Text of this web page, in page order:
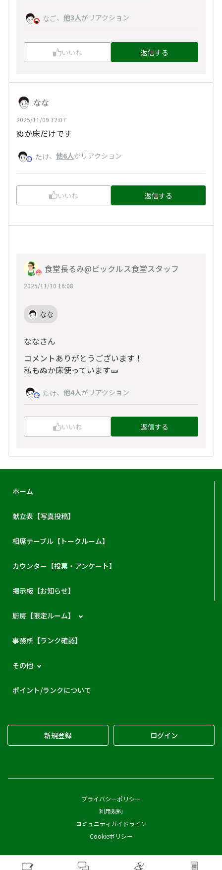
なご、 他3人がリアクション
いいね 返信する
なな
2025/11/09 12:07
ぬか床だけです
たけ、 他6人がリアクション
いいね 返信する
食堂長るみ@ピックルス食堂スタッフ
2025/11/10 16:08
なな
ななさん
コメントありがとうございます！
私もぬか床使っています🥒
たけ、 他4人がリアクション
いいね 返信する
ホーム
献立表【写真投稿】
相席テーブル【トークルーム】
カウンター【投票・アンケート】
掲示板【お知らせ】
厨房【限定ルーム】
事務所【ランク確認】
その他
ポイント/ランクについて
新規登録 ログイン
プライバシーポリシー
利用規約
コミュニティガイドライン
Cookieポリシー